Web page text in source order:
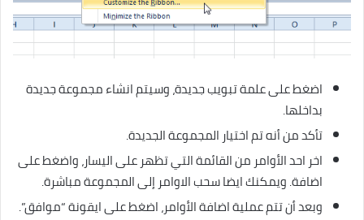
اضغط على علمة تبويب جديدة، وسيتم انشاء مجموعة جديدة
بداخلها.
تأكد من أنه تم اختيار المجموعة الجديدة.
اخر احد الأوامر من القائمة التي تظهر على اليسار، واضغط على
اضافة. ويمكنك ايضا سحب الاوامر إلى المجموعة مباشرة.
وبعد أن تتم عملية اضافة الأوامر، اضغط على ايقونة “موافق”.